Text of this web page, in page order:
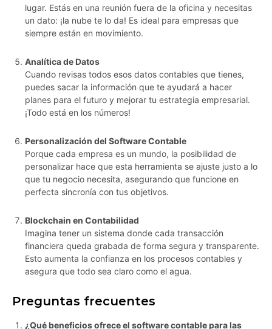
lugar. Estás en una reunión fuera de la oficina y necesitas
un dato: ¡la nube te lo da! Es ideal para empresas que
siempre están en movimiento.
Analítica de Datos
Cuando revisas todos esos datos contables que tienes,
puedes sacar la información que te ayudará a hacer
planes para el futuro y mejorar tu estrategia empresarial.
¡Todo está en los números!
Personalización del Software Contable
Porque cada empresa es un mundo, la posibilidad de
personalizar hace que esta herramienta se ajuste justo a lo
que tu negocio necesita, asegurando que funcione en
perfecta sincronía con tus objetivos.
Blockchain en Contabilidad
Imagina tener un sistema donde cada transacción
financiera queda grabada de forma segura y transparente.
Esto aumenta la confianza en los procesos contables y
asegura que todo sea claro como el agua.
Preguntas frecuentes
¿Qué beneficios ofrece el software contable para las